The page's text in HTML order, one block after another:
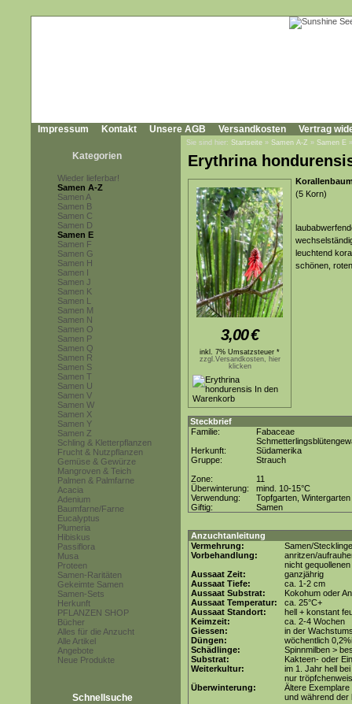
Impressum Kontakt Unsere AGB Versandkosten Vertrag
Kategorien
Wieder lieferbar!
Samen A-Z
Samen A
Samen B
Samen C
Samen D
Samen E
Samen F
Samen G
Samen H
Samen I
Samen J
Samen K
Samen L
Samen M
Samen N
Samen O
Samen P
Samen Q
Samen R
Samen S
Samen T
Samen U
Samen V
Samen W
Samen X
Samen Y
Samen Z
Schling & Kletterpflanzen
Frucht & Nutzpflanzen
Gemüse & Gewürze
Mangroven & Teich
Palmen & Palmfarne
Acacia
Adenium
Baumfarne/Farne
Eucalyptus
Plumeria
Hibiskus
Passiflora
Musa
Proteen
Samen-Raritäten
Gekeimte Samen
Samen-Sets
Herkunft
PFLANZEN SHOP
Bücher
Alles für die Anzucht
Alle Artikel
Angebote
Neue Produkte
Schnellsuche
Sie sind hier: Startseite » Samen A-Z » Samen E
Erythrina
3,00€
inkl. 7% Umsatzsteuer *
zzgl.Versandkosten, hier
klicken
(5 Korn)
leuchtend
schönen,
Steckbrief
Familie:
Fabaceae
Herkunft:
Südamerika
Gruppe:
Strauch
Zone:
11
Überwinterung:
mind. 10-15°C
Verwendung:
Topfgarten, Wintergarten
Giftig:
Samen
Anzuchtanleitung
Vermehrung:
Samen/Stecklinge
Vorbehandlung:
anritzen/
nicht
Aussaat Zeit:
ganzjährig
Aussaat Tiefe:
ca. 1-2 cm
Aussaat Substrat:
Kokohum oder
Aussaat Temperatur:
ca. 25°C+
Aussaat Standort:
hell + konstant
Keimzeit:
ca. 2-4 Wochen
Giessen:
in der
Düngen:
wöchentlich
Schädlinge:
Spinnmilben >
Substrat:
Kakteen- oder
Weiterkultur:
im 1. Jahr hell
nur
Überwinterung:
Ältere
und während der